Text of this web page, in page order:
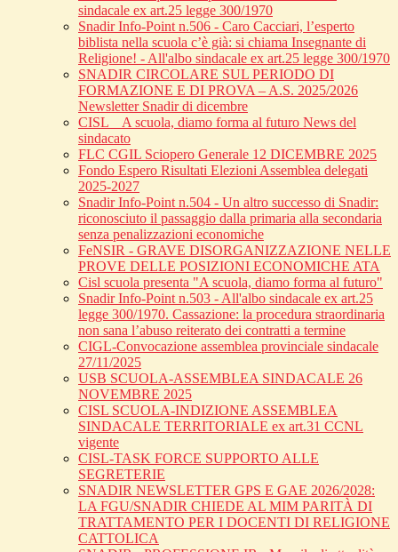
sindacale ex art.25 legge 300/1970
Snadir Info-Point n.506 - Caro Cacciari, l’esperto
biblista nella scuola c’è già: si chiama Insegnante di
Religione! - All'albo sindacale ex art.25 legge 300/1970
SNADIR CIRCOLARE SUL PERIODO DI
FORMAZIONE E DI PROVA – A.S. 2025/2026
Newsletter Snadir di dicembre
CISL _ A scuola, diamo forma al futuro News del
sindacato
FLC CGIL Sciopero Generale 12 DICEMBRE 2025
Fondo Espero Risultati Elezioni Assemblea delegati
2025-2027
Snadir Info-Point n.504 - Un altro successo di Snadir:
riconosciuto il passaggio dalla primaria alla secondaria
senza penalizzazioni economiche
FeNSIR - GRAVE DISORGANIZZAZIONE NELLE
PROVE DELLE POSIZIONI ECONOMICHE ATA
Cisl scuola presenta "A scuola, diamo forma al futuro"
Snadir Info-Point n.503 - All'albo sindacale ex art.25
legge 300/1970. Cassazione: la procedura straordinaria
non sana l’abuso reiterato dei contratti a termine
CIGL-Convocazione assemblea provinciale sindacale
27/11/2025
USB SCUOLA-ASSEMBLEA SINDACALE 26
NOVEMBRE 2025
CISL SCUOLA-INDIZIONE ASSEMBLEA
SINDACALE TERRITORIALE ex art.31 CCNL
vigente
CISL-TASK FORCE SUPPORTO ALLE
SEGRETERIE
SNADIR NEWSLETTER GPS E GAE 2026/2028:
LA FGU/SNADIR CHIEDE AL MIM PARITÀ DI
TRATTAMENTO PER I DOCENTI DI RELIGIONE
CATTOLICA